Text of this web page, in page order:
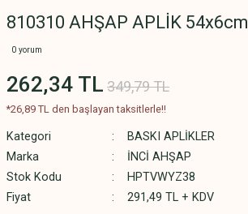
810310 AHŞAP APLİK 54x6cm
0 yorum
262,34 TL 349,79 TL
*26,89 TL den başlayan taksitlerle!!
Kategori
BASKI APLİKLER
Marka
İNCİ AHŞAP
Stok Kodu
HPTVWYZ38
Fiyat
291,49 TL + KDV